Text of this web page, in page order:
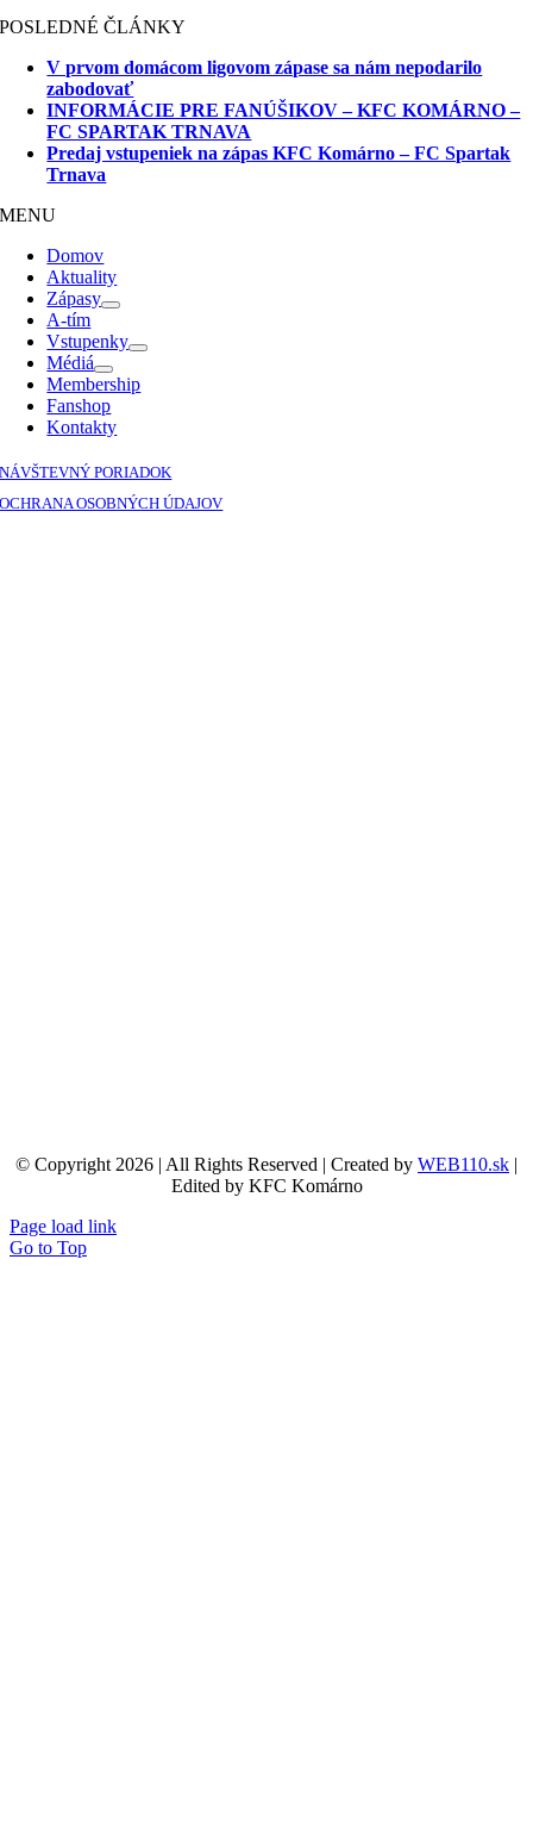
POSLEDNÉ ČLÁNKY
V prvom domácom ligovom zápase sa nám nepodarilo
zabodovať
INFORMÁCIE PRE FANÚŠIKOV – KFC KOMÁRNO –
FC SPARTAK TRNAVA
Predaj vstupeniek na zápas KFC Komárno – FC Spartak
Trnava
MENU
Domov
Aktuality
Zápasy
A-tím
Vstupenky
Médiá
Membership
Fanshop
Kontakty
NÁVŠTEVNÝ PORIADOK
OCHRANA OSOBNÝCH ÚDAJOV
© Copyright 2026 | All Rights Reserved | Created by WEB110.sk |
Edited by KFC Komárno
Page load link
Go to Top